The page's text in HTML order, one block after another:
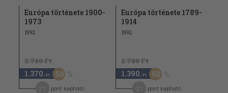
Európa története 1900-
1973
1992
2.740 Ft
1.370 ,-Ft 50
pont kapható
Európa története 1789-
1914
1992
2.780 Ft
1.390 ,-Ft 50
pont kapható